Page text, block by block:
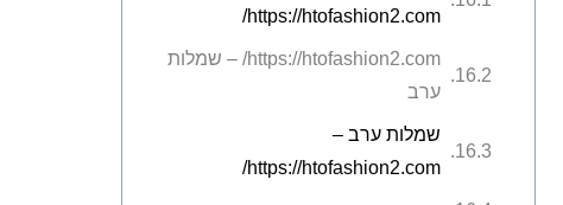
https://htofashion2.com/
https://htofashion2.com/ – שמלות
ערב
שמלות ערב –
https://htofashion2.com/